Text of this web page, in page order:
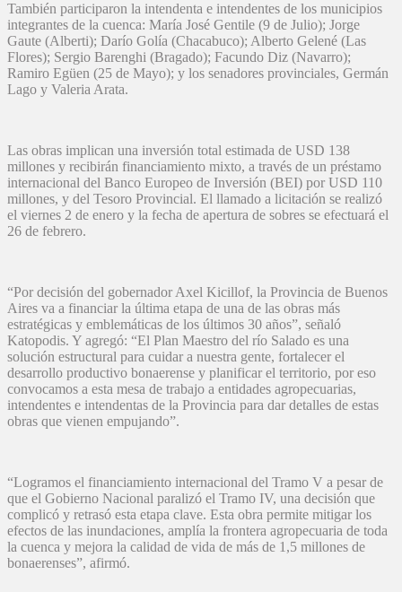
También participaron la intendenta e intendentes de los municipios
integrantes de la cuenca: María José Gentile (9 de Julio); Jorge
Gaute (Alberti); Darío Golía (Chacabuco); Alberto Gelené (Las
Flores); Sergio Barenghi (Bragado); Facundo Diz (Navarro);
Ramiro Egüen (25 de Mayo); y los senadores provinciales, Germán
Lago y Valeria Arata.
Las obras implican una inversión total estimada de USD 138
millones y recibirán financiamiento mixto, a través de un préstamo
internacional del Banco Europeo de Inversión (BEI) por USD 110
millones, y del Tesoro Provincial. El llamado a licitación se realizó
el viernes 2 de enero y la fecha de apertura de sobres se efectuará el
26 de febrero.
“Por decisión del gobernador Axel Kicillof, la Provincia de Buenos
Aires va a financiar la última etapa de una de las obras más
estratégicas y emblemáticas de los últimos 30 años”, señaló
Katopodis. Y agregó: “El Plan Maestro del río Salado es una
solución estructural para cuidar a nuestra gente, fortalecer el
desarrollo productivo bonaerense y planificar el territorio, por eso
convocamos a esta mesa de trabajo a entidades agropecuarias,
intendentes e intendentas de la Provincia para dar detalles de estas
obras que vienen empujando”.
“Logramos el financiamiento internacional del Tramo V a pesar de
que el Gobierno Nacional paralizó el Tramo IV, una decisión que
complicó y retrasó esta etapa clave. Esta obra permite mitigar los
efectos de las inundaciones, amplía la frontera agropecuaria de toda
la cuenca y mejora la calidad de vida de más de 1,5 millones de
bonaerenses”, afirmó.